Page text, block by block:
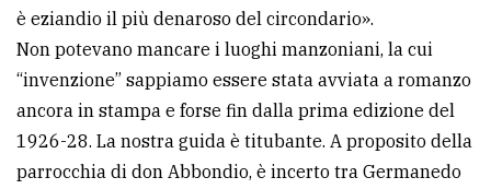
è eziandio il più denaroso del circondario».
Non potevano mancare i luoghi manzoniani, la cui
“invenzione” sappiamo essere stata avviata a romanzo
ancora in stampa e forse fin dalla prima edizione del
1926-28. La nostra guida è titubante. A proposito della
parrocchia di don Abbondio, è incerto tra Germanedo